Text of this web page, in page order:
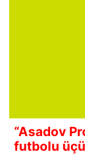
“Asadov
futbolu